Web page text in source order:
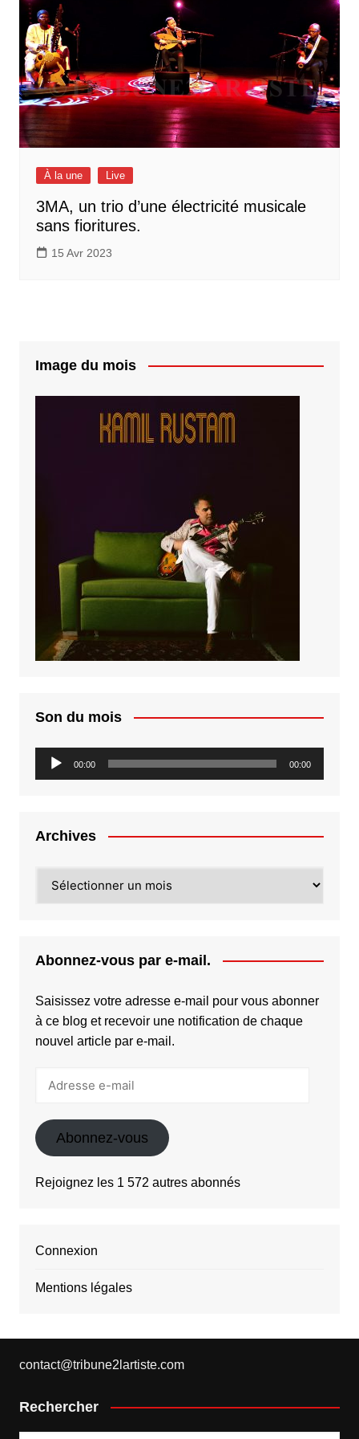
À la une Live
3MA, un trio d’une électricité musicale
sans fioritures.
15 Avr 2023
Image du mois
Son du mois
Lecteur
audio
00:00 00:00
Archives
Abonnez-vous par e-mail.
Saisissez votre adresse e-mail pour vous abonner
à ce blog et recevoir une notification de chaque
nouvel article par e-mail.
Abonnez-vous
Rejoignez les 1 572 autres abonnés
Connexion
Mentions légales
contact@tribune2lartiste.com
Rechercher